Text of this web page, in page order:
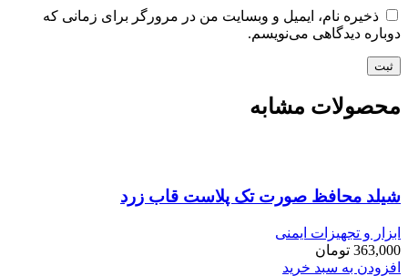
ذخیره نام، ایمیل و وبسایت من در مرورگر برای زمانی که
دوباره دیدگاهی می‌نویسم.
محصولات مشابه
شیلد محافظ صورت تک پلاست قاب زرد
ابزار و تجهیزات ایمنی
363,000 تومان
افزودن به سبد خرید